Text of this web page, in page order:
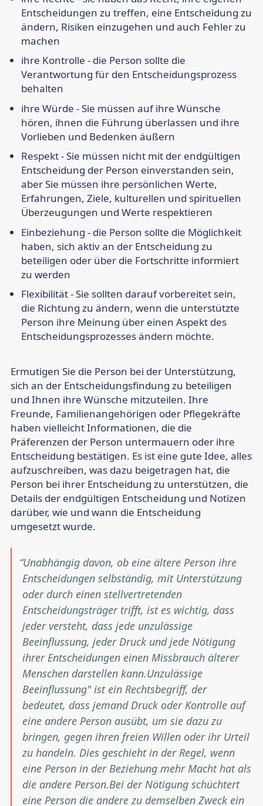
Entscheidungen zu treffen, eine Entscheidung zu
ändern, Risiken einzugehen und auch Fehler zu
machen
ihre Kontrolle - die Person sollte die
Verantwortung für den Entscheidungsprozess
behalten
ihre Würde - Sie müssen auf ihre Wünsche
hören, ihnen die Führung überlassen und ihre
Vorlieben und Bedenken äußern
Respekt- Sie müssen nicht mit der endgültigen
Entscheidung der Person einverstanden sein,
aber Sie müssen ihre persönlichen Werte,
Erfahrungen, Ziele, kulturellen und spirituellen
Überzeugungen und Werte respektieren
Einbeziehung - die Person sollte die Möglichkeit
haben, sich aktiv an der Entscheidung zu
beteiligen oder über die Fortschritte informiert
zu werden
Flexibilität- Sie sollten darauf vorbereitet sein,
die Richtung zu ändern, wenn die unterstützte
Person ihre Meinung über einen Aspekt des
Entscheidungsprozesses ändern möchte.
Ermutigen Sie die Person bei der Unterstützung,
sich an der Entscheidungsfindung zu beteiligen
und Ihnen ihre Wünsche mitzuteilen. Ihre
Freunde, Familienangehörigen oder Pflegekräfte
haben vielleicht Informationen, die die
Präferenzen der Person untermauern oder ihre
Entscheidung bestätigen. Es ist eine gute Idee, alles
aufzuschreiben, was dazu beigetragen hat, die
Person bei ihrer Entscheidung zu unterstützen, die
Details der endgültigen Entscheidung und Notizen
darüber, wie und wann die Entscheidung
umgesetzt wurde.
Unabhängig davon, ob eine ältere Person ihre
Entscheidungen selbständig, mit Unterstützung
oder durch einen stellvertretenden
Entscheidungsträger trifft, ist es wichtig, dass
jeder versteht, dass jede unzulässige
Beeinflussung, jeder Druck und jede Nötigung
ihrer Entscheidungen einen Missbrauch älterer
Menschen darstellen kann.Unzulässige
Beeinflussung" ist ein Rechtsbegriff, der
bedeutet, dass jemand Druck oder Kontrolle auf
eine andere Person ausübt, um sie dazu zu
bringen, gegen ihren freien Willen oder ihr Urteil
zu handeln. Dies geschieht in der Regel, wenn
eine Person in der Beziehung mehr Macht hat als
die andere Person.Bei der Nötigung schüchtert
eine Person die andere zu demselben Zweck ein